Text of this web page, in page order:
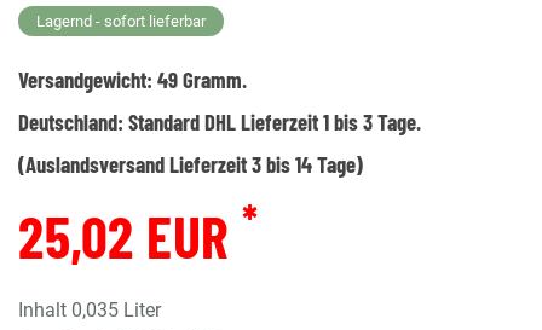
Lagernd - sofort lieferbar
Versandgewicht: 49Gramm.
Deutschland: Standard DHL Lieferzeit 1 bis 3 Tage.
(Auslandsversand Lieferzeit 3 bis 14 Tage)
25,02 EUR *
Inhalt 0,035 Liter